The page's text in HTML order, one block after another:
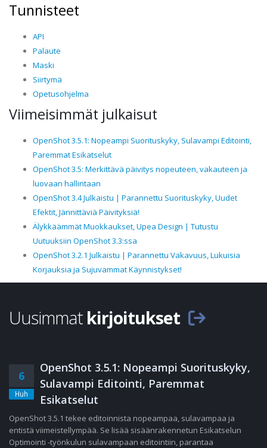
Tunnisteet
API
Palaute
Maski
Siirtymä
Opetusohjelma
Viimeisimmät julkaisut
OpenShot 3.5.1: Nopeampi Suorituskyky, Sulavampi Editointi,
Paremmat Esikatselut
OpenShot 3.5: Merkittävä päivitys nopeuteen, vakauteen ja
luovaan hallintaan
OpenShot 3.4 Julkaistu | Parannettu Suorituskyky, Uudet
Efektit, Jännittäviä Päivityksiä!
Älykkäämmät Muokkaukset, Upea Design | Tutustu
Uutuuksiin OpenShot 3.3:ssa
OpenShot 3.2.1 Julkaistu | Parannettu Vakavuus, Lukuisia
Korjauksia ja Sujuvammat Käynnistykset!
Uusimmat kirjoitukset
6
Huh
OpenShot 3.5.1: Nopeampi Suorituskyky,
Sulavampi Editointi, Paremmat
Esikatselut
OpenShot 3.5.1 tekee editoinnista nopeampaa, sulavampaa ja
entistä viimeistellympää. Se lisää sisäänrakennetun Esikatselun
Optimointi -työnkulun sulavampaan editointiin, parantaa